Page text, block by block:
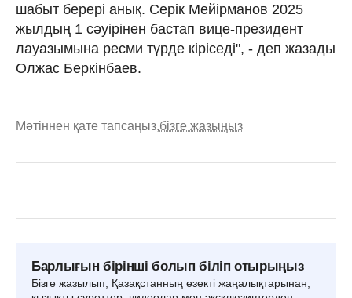
шабыт берері анық. Серік Мейірманов 2025
жылдың 1 сәуірінен бастап вице-президент
лауазымына ресми түрде кіріседі", - деп жазады
Олжас Беркінбаев.
Мәтіннен қате тапсаңыз,бізге жазыңыз
Барлығын бірінші болып біліп отырыңыз
Бізге жазылып, Қазақстанның өзекті жаңалықтарынан,